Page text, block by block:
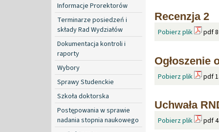
Informacje Prorektorów
Terminarze posiedzeń i
składy Rad Wydziałów
Dokumentacja kontroli i
raporty
Wybory
Sprawy Studenckie
Szkoła doktorska
Postępowania w sprawie
nadania stopnia naukowego
Recenzja 2
Pobierz plik pdf
Ogłoszenie
Pobierz plik pdf
Uchwała
Pobierz plik pdf